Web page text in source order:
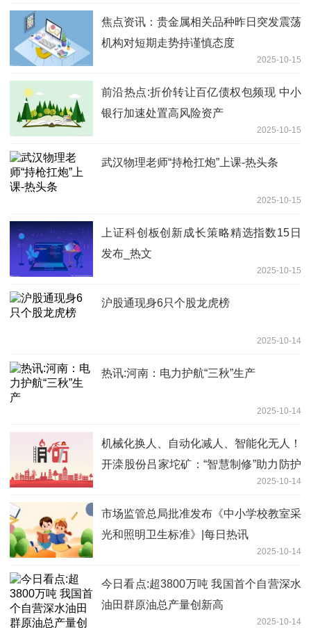
焦点资讯：贵金属相关品种昨日突发震荡
机构对短期走势持谨慎态度
2025-10-15
前沿热点:折价转让百亿债权包频现 中小
银行加速处置高风险资产
2025-10-15
武汉物理老师“持枪扛炮”上课-热头条
2025-10-15
上证科创板创新成长策略精选指数15日
发布_热文
2025-10-15
沪股通现身6只个股龙虎榜
2025-10-14
热讯:河南：电力护航“三秋”生产
2025-10-14
机械化换人、自动化减人、智能化无人！
开滦股份吕家坨矿：“智慧制修”助力防护
2025-10-14
市场监管总局批准发布《中小学校教室采
光和照明卫生标准》|每日热讯
2025-10-14
今日看点:超3800万吨 我国首个自营深水
油田群原油总产量创新高
2025-10-14